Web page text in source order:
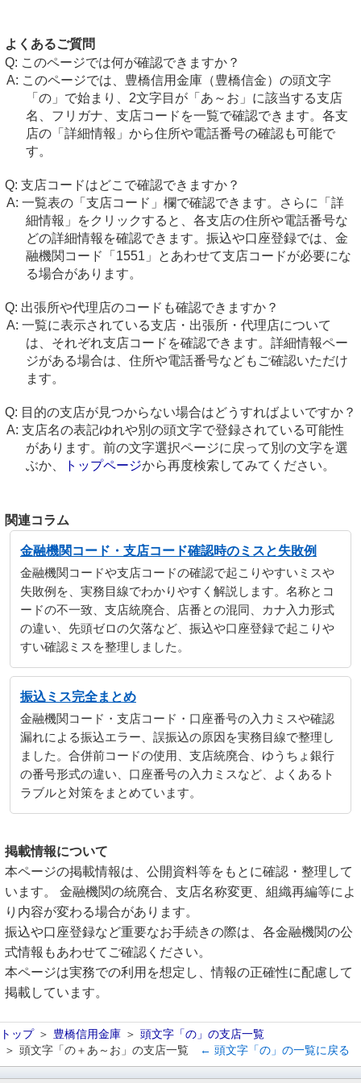
よくあるご質問
このページでは何が確認できますか？
このページでは、豊橋信用金庫（豊橋信金）の頭文字
「の」で始まり、2文字目が「あ～お」に該当する支店
名、フリガナ、支店コードを一覧で確認できます。各支
店の「詳細情報」から住所や電話番号の確認も可能で
す。
支店コードはどこで確認できますか？
一覧表の「支店コード」欄で確認できます。さらに「詳
細情報」をクリックすると、各支店の住所や電話番号な
どの詳細情報を確認できます。振込や口座登録では、金
融機関コード「1551」とあわせて支店コードが必要にな
る場合があります。
出張所や代理店のコードも確認できますか？
一覧に表示されている支店・出張所・代理店について
は、それぞれ支店コードを確認できます。詳細情報ペー
ジがある場合は、住所や電話番号などもご確認いただけ
ます。
目的の支店が見つからない場合はどうすればよいですか？
支店名の表記ゆれや別の頭文字で登録されている可能性
があります。前の文字選択ページに戻って別の文字を選
ぶか、
トップページから再度検索してみてください。
関連コラム
金融機関コード・支店コード確認時のミスと失敗例
金融機関コードや支店コードの確認で起こりやすいミスや
失敗例を、実務目線でわかりやすく解説します。名称とコ
ードの不一致、支店統廃合、店番との混同、カナ入力形式
の違い、先頭ゼロの欠落など、振込や口座登録で起こりや
すい確認ミスを整理しました。
振込ミス完全まとめ
金融機関コード・支店コード・口座番号の入力ミスや確認
漏れによる振込エラー、誤振込の原因を実務目線で整理し
ました。合併前コードの使用、支店統廃合、ゆうちょ銀行
の番号形式の違い、口座番号の入力ミスなど、よくあるト
ラブルと対策をまとめています。
掲載情報について
本ページの掲載情報は、公開資料等をもとに確認・整理して
います。 金融機関の統廃合、支店名称変更、組織再編等によ
り内容が変わる場合があります。
振込や口座登録など重要なお手続きの際は、各金融機関の公
式情報もあわせてご確認ください。
本ページは実務での利用を想定し、情報の正確性に配慮して
掲載しています。
トップ 豊橋信用金庫
頭文字「の」の支店一覧
頭文字「の＋あ～お」の支店一覧
← 頭文字「の」の一覧に戻る